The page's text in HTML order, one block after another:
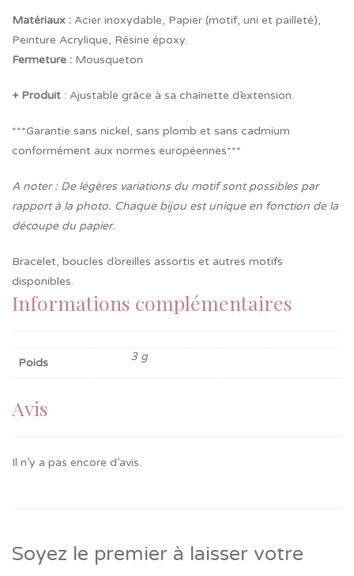
Matériaux : Acier inoxydable, Papier (motif, uni et pailleté),
Peinture Acrylique, Résine époxy.
Fermeture : Mousqueton
+ Produit : Ajustable grâce à sa chaînette d’extension.
***Garantie sans nickel, sans plomb et sans cadmium
conformément aux normes européennes***
A noter : De légères variations du motif sont possibles par
rapport à la photo. Chaque bijou est unique en fonction de la
découpe du papier.
Bracelet, boucles d’oreilles assortis et autres motifs
disponibles.
Informations complémentaires
Poids 3 g
Avis
Il n’y a pas encore d’avis.
Soyez le premier à laisser votre